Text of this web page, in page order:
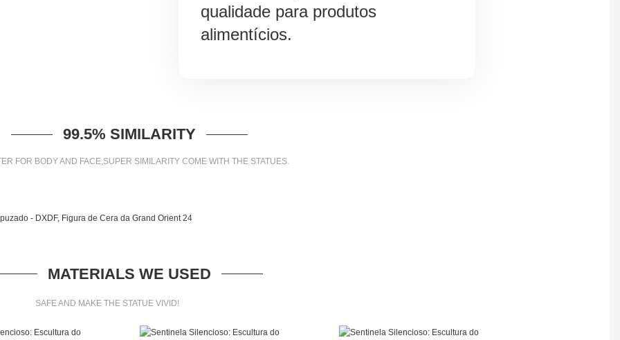
qualidade para produtos
alimentícios.
99.5% SIMILARITY
FOR BODY AND FACE,SUPER SIMILARITY COME WITH THE STATUES.
MATERIALS WE USED
SAFE AND MAKE THE STATUE VIVID!